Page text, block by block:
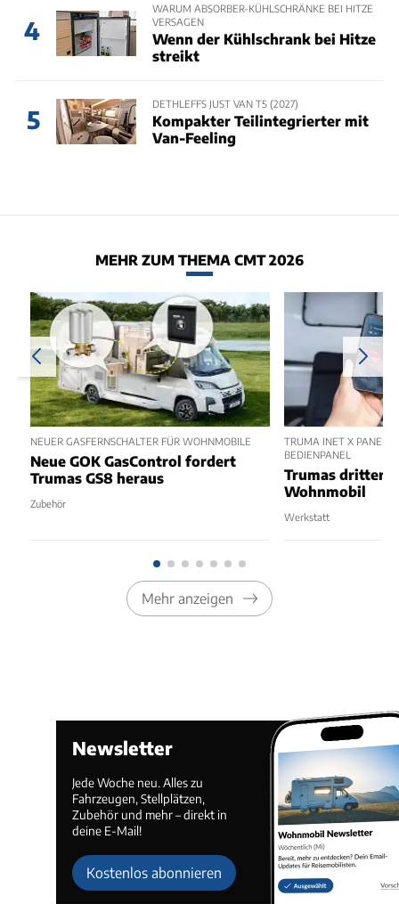
4
WARUM ABSORBER-KÜHLSCHRÄNKE BEI HITZE
VERSAGEN
Wenn der Kühlschrank bei Hitze
streikt
5
DETHLEFFS JUST VAN T5 (2027)
Kompakter Teilintegrierter mit
Van-Feeling
MEHR ZUM THEMA CMT 2026
NEUER GASFERNSCHALTER FÜR WOHNMOBILE
Neue GOK GasControl fordert
Trumas GS8 heraus
Zubehör
TRUMA INET X PANEL 2
BEDIENPANEL
Trumas dritter
Wohnmobil
Werkstatt
Mehr anzeigen
Newsletter
Jede Woche neu. Alles zu
Fahrzeugen, Stellplätzen,
Zubehör und mehr – direkt in
deine E-Mail!
Kostenlos abonnieren